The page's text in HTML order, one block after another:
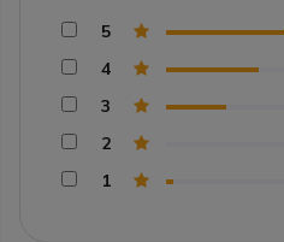
5
4
3
2
1